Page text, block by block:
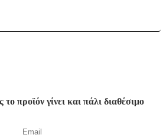
προϊόν γίνει και πάλι διαθέσιμο